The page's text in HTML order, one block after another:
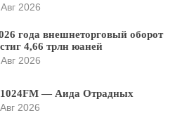
2026
года внешнеторговый оборот
4,66 трлн юаней
2026
— Аида Отрадных
2026